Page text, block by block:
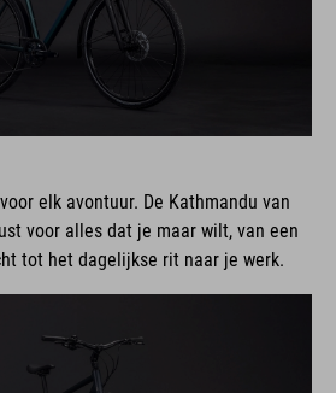
elk avontuur. De Kathmandu van
voor alles dat je maar wilt, van een
tot het dagelijkse rit naar je werk.